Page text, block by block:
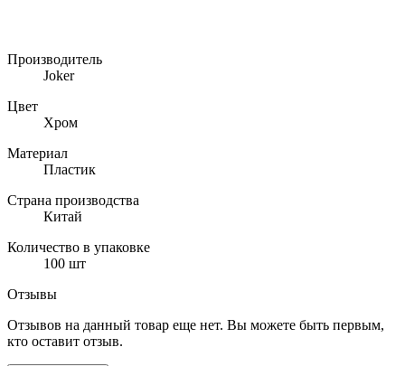
Производитель
Joker
Цвет
Хром
Материал
Пластик
Страна производства
Китай
Количество в упаковке
100 шт
Отзывы
Отзывов на данный товар еще нет. Вы можете быть первым,
кто оставит отзыв.